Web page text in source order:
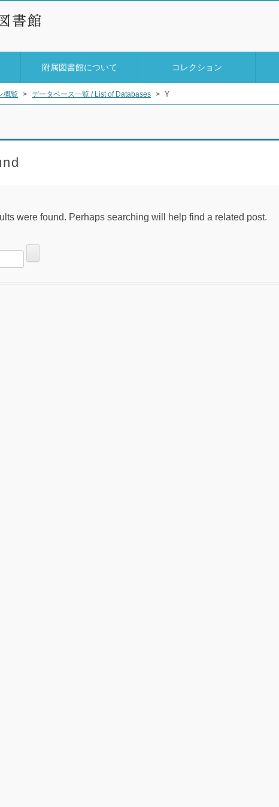
附属図書館について コレクション
概覧 > データベース一覧 / List of Databases > Y
were found. Perhaps searching will help find a related post.